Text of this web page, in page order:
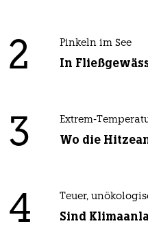
2 Pinkeln im See
In
3 Extrem-
Wo die
4 Teuer,
Sind